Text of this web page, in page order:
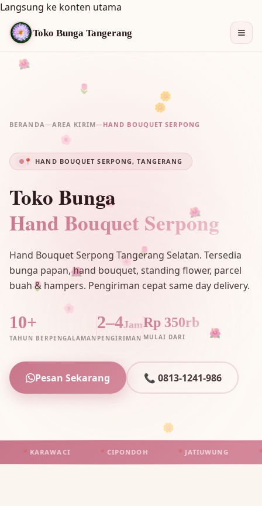
Langsung ke konten utama
Toko Bunga Tangerang
🌸
🌺
🌷
🌼
🌸
🌺
🌷
🌼
🌸
🌺
🌷
🌼
🌸
🌺
BERANDA—AREA KIRIM—HAND BOUQUET SERPONG
📍 HAND BOUQUET SERPONG, TANGERANG
Toko Bunga
Hand Bouquet Serpong
Hand Bouquet Serpong Tangerang Selatan. Tersedia
bunga papan, hand bouquet, standing flower, parcel
buah & hampers. Pengiriman cepat same day delivery.
10+
TAHUN BERPENGALAMAN
2–4Jam
PENGIRIMAN
Rp 350rb
MULAI DARI
Pesan Sekarang 📞 0813-1241-986
KARAWACI CIPONDOH JATIUWUNG